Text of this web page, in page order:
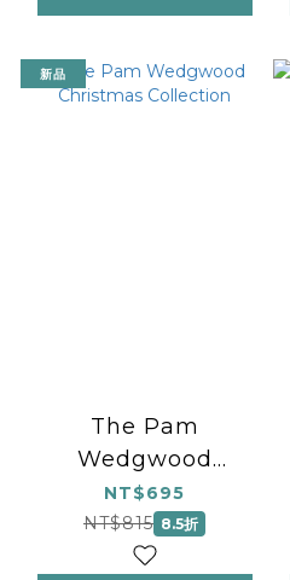
新品
The Pam
Wedgwood
Christmas
Collection
NT$695
NT$815 8.5折